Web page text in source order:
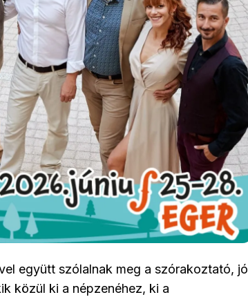
együtt szólalnak meg a szórakoztató, jó
közül ki a népzenéhez, ki a